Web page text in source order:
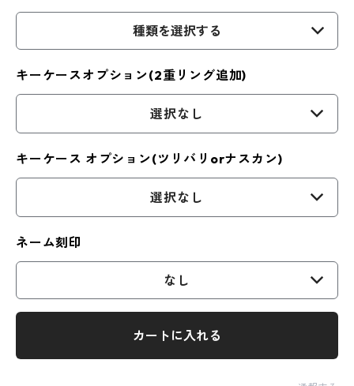
種類を選択する
キーケースオプション(2重リング追加)
選択なし
キーケース オプション(ツリバリorナスカン)
選択なし
ネーム刻印
なし
カートに入れる